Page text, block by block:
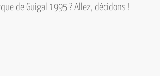
de Guigal 1995 ? Allez, décidons !